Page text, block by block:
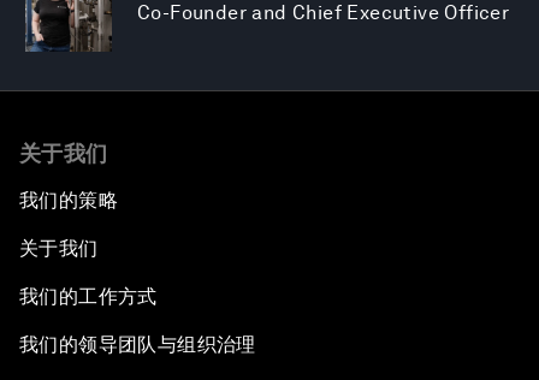
Co-Founder and Chief Executive Officer
关于我们
我们的策略
关于我们
我们的工作方式
我们的领导团队与组织治理